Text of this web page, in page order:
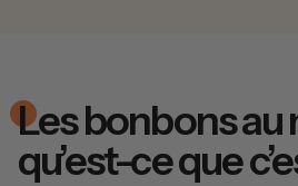
Les bonbons au
qu’est-ce que